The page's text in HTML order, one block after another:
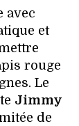
avec
et
rouge
Le
Jimmy
de